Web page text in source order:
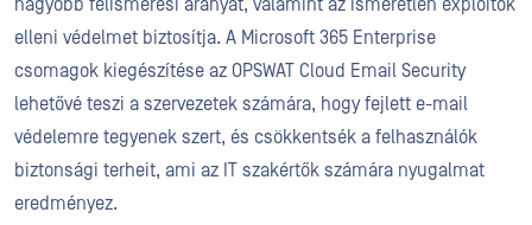
nagyobb felismerési arányát, valamint az ismeretlen exploitok
elleni védelmet biztosítja. A Microsoft 365 Enterprise
csomagok kiegészítése az OPSWAT Cloud Email Security
lehetővé teszi a szervezetek számára, hogy fejlett e-mail
védelemre tegyenek szert, és csökkentsék a felhasználók
biztonsági terheit, ami az IT szakértők számára nyugalmat
eredményez.